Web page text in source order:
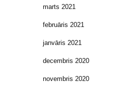
marts 2021
februāris 2021
janvāris 2021
decembris 2020
novembris 2020